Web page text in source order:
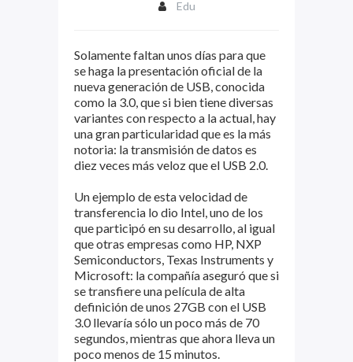
Edu
Solamente faltan unos días para que
se haga la presentación oficial de la
nueva generación de USB, conocida
como la 3.0, que si bien tiene diversas
variantes con respecto a la actual, hay
una gran particularidad que es la más
notoria: la transmisión de datos es
diez veces más veloz que el USB 2.0.
Un ejemplo de esta velocidad de
transferencia lo dio Intel, uno de los
que participó en su desarrollo, al igual
que otras empresas como HP, NXP
Semiconductors, Texas Instruments y
Microsoft: la compañía aseguró que si
se transfiere una película de alta
definición de unos 27GB con el USB
3.0 llevaría sólo un poco más de 70
segundos, mientras que ahora lleva un
poco menos de 15 minutos.